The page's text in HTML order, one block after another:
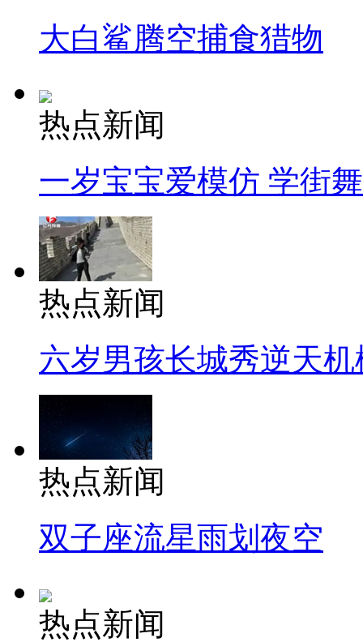
大白鲨腾空捕食猎物
热点新闻
一岁宝宝爱模仿 学街
热点新闻
六岁男孩长城秀逆天机
热点新闻
双子座流星雨划夜空
热点新闻